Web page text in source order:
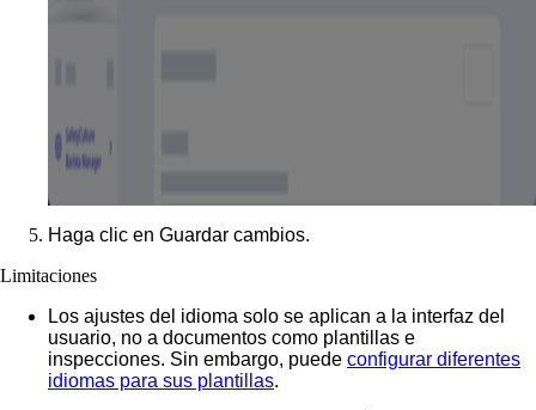
Haga clic en Guardar cambios.
Limitaciones
Los ajustes del idioma solo se aplican a la interfaz del
usuario, no a documentos como plantillas e
inspecciones. Sin embargo, puede configurar diferentes
idiomas para sus plantillas.